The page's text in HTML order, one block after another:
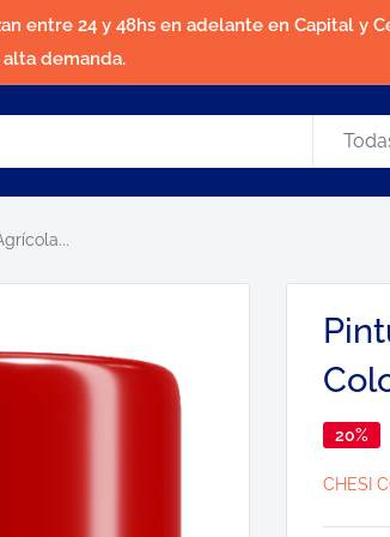
entre 24 y 48hs en adelante en Capital y
demanda.
20%
CHESI